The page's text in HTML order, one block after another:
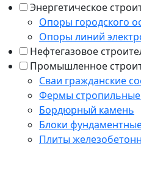
Энергетическое
Опоры городского
Опоры линий
Нефтегазовое
Промышленное
Сваи гражданские
Фермы стропильные
Бордюрный камень
Блоки
Плиты